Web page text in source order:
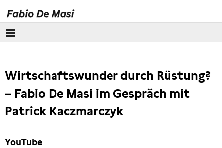
Europäisches Parlament
Wirtschaftswunder durch Rüstung?
– Fabio De Masi im Gespräch mit
Patrick Kaczmarczyk
YouTube